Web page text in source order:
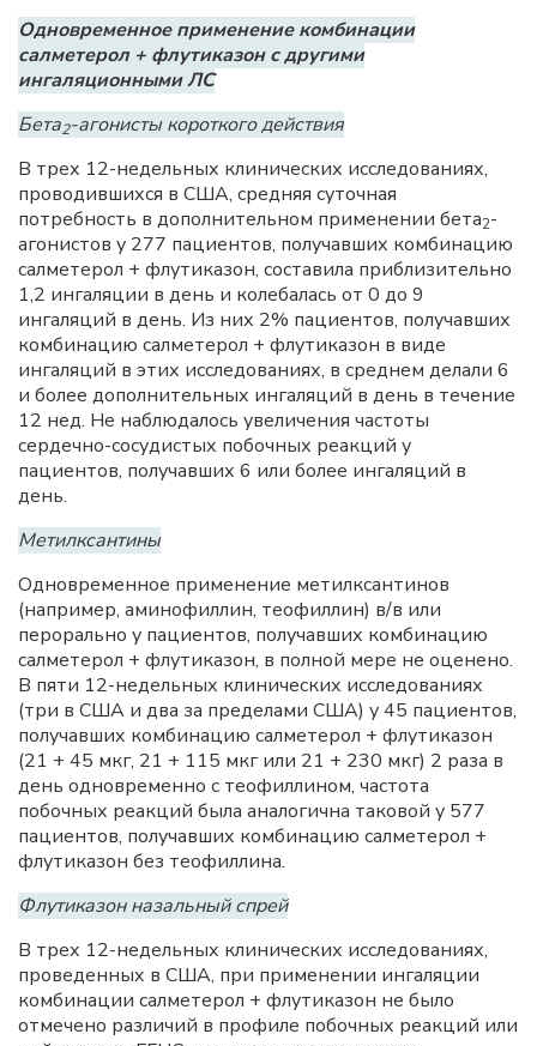
Одновременное применение комбинации
салметерол + флутиказон с другими
ингаляционными ЛС
Бета2-агонисты короткого действия
В трех 12-недельных клинических исследованиях,
проводившихся в США, средняя суточная
потребность в дополнительном применении бета2-
агонистов у 277 пациентов, получавших комбинацию
салметерол + флутиказон, составила приблизительно
1,2 ингаляции в день и колебалась от 0 до 9
ингаляций в день. Из них 2% пациентов, получавших
комбинацию салметерол + флутиказон в виде
ингаляций в этих исследованиях, в среднем делали 6
и более дополнительных ингаляций в день в течение
12 нед. Не наблюдалось увеличения частоты
сердечно-сосудистых побочных реакций у
пациентов, получавших 6 или более ингаляций в
день.
Метилксантины
Одновременное применение метилксантинов
(например, аминофиллин, теофиллин) в/в или
перорально у пациентов, получавших комбинацию
салметерол + флутиказон, в полной мере не оценено.
В пяти 12-недельных клинических исследованиях
(три в США и два за пределами США) у 45 пациентов,
получавших комбинацию салметерол + флутиказон
(21 + 45 мкг, 21 + 115 мкг или 21 + 230 мкг) 2 раза в
день одновременно с теофиллином, частота
побочных реакций была аналогична таковой у 577
пациентов, получавших комбинацию салметерол +
флутиказон без теофиллина.
Флутиказон назальный спрей
В трех 12-недельных клинических исследованиях,
проведенных в США, при применении ингаляции
комбинации салметерол + флутиказон не было
отмечено различий в профиле побочных реакций или